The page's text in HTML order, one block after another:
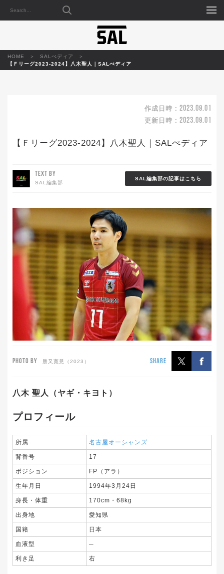
HOME
SALぺディア
【Ｆリーグ2023-2024】八木聖人｜SALぺディア
作成日時： 2023.09.01
更新日時： 2023.09.01
【Ｆリーグ2023-2024】八木聖人｜SALぺディア
TEXT BY
SAL編集部
SAL編集部の記事はこちら
PHOTO BY 勝又寛晃（2023） SHARE
八木 聖人（ヤギ・キヨト）
プロフィール
所属 名古屋オーシャンズ
背番号 17
ポジション FP（アラ）
生年月日 1994年3月24日
身長・体重 170cm・68kg
出身地 愛知県
国籍 日本
血液型 ─
利き足 右